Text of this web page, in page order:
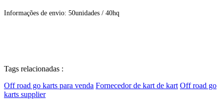
Informações de envio: 50unidades / 40hq
Tags relacionadas :
Off road go karts para venda Fornecedor de kart de kart Off road go
karts supplier